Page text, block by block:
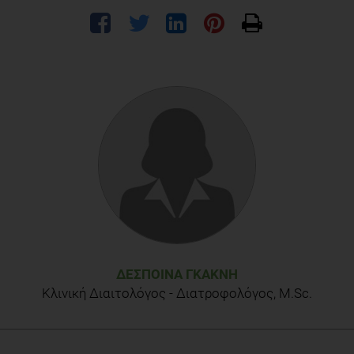
ΔΈΣΠΟΙΝΑ ΓΚΑΚΝΉ
Κλινική Διαιτολόγος - Διατροφολόγος, M.Sc.